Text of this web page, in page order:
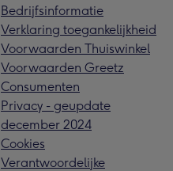
Bedrijfsinformatie
Verklaring toegankelijkheid
Voorwaarden Thuiswinkel
Voorwaarden Greetz
Consumenten
Privacy - geupdate
december 2024
Cookies
Verantwoordelijke